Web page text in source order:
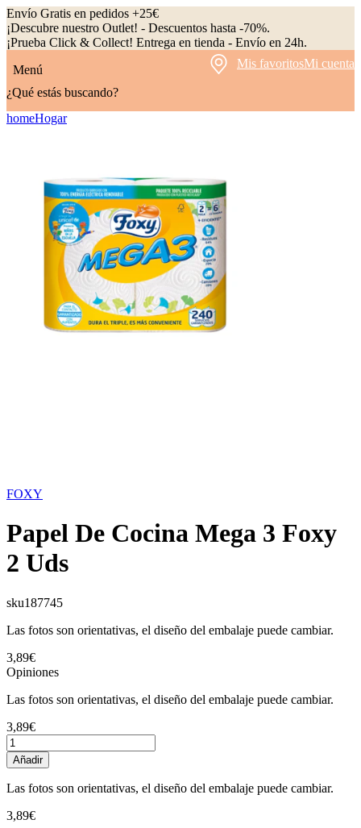
Envío Gratis en pedidos +25€
¡Descubre nuestro Outlet! - Descuentos hasta -70%.
¡Prueba Click & Collect! Entrega en tienda - Envío en 24h.
Menú
Mis favoritosMi cuenta
¿Qué estás buscando?
homeHogar
FOXY
Papel De Cocina Mega 3 Foxy
2 Uds
sku187745
Las fotos son orientativas, el diseño del embalaje puede cambiar.
3,89€
Opiniones
Las fotos son orientativas, el diseño del embalaje puede cambiar.
3,89€
Añadir
Las fotos son orientativas, el diseño del embalaje puede cambiar.
3,89€